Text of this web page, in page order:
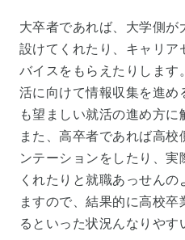
大卒者であれば、大学側が
設けてくれたり、キャリア
バイスをもらえたりします
活に向けて情報収集を進め
も望ましい就活の進め方に
また、高卒者であれば高
ンテーションをしたり、実
くれたりと就職あっせん
ますので、結果的に高校
るといった状況んなりやす